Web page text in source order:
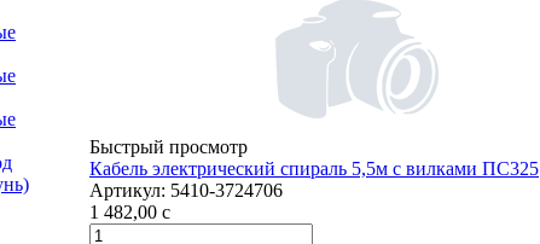
Быстрый просмотр
Кабель электрический спираль 5,5м с вилками ПС325
Артикул: 5410-3724706
1 482,00 c